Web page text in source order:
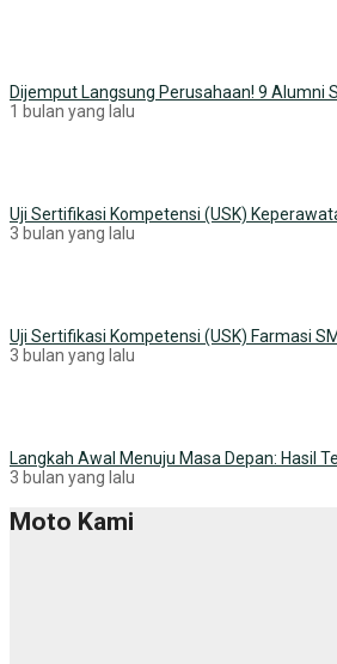
Dijemput Langsung Perusahaan! 9 Alumni
1 bulan yang lalu
Uji Sertifikasi Kompetensi (USK)
3 bulan yang lalu
Uji Sertifikasi Kompetensi (USK) Farmasi
3 bulan yang lalu
Langkah Awal Menuju Masa Depan: Hasil
3 bulan yang lalu
Moto Kami